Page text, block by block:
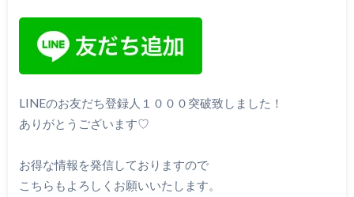
LINEのお友だち登録人１０００突破致しました！
ありがとうございます♡
お得な情報を発信しておりますので
こちらもよろしくお願いいたします。